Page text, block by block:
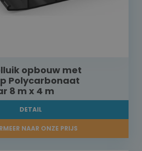
opbouw met
Polycarbonaat
8 m x 4 m
DETAIL
NAAR ONZE PRIJS